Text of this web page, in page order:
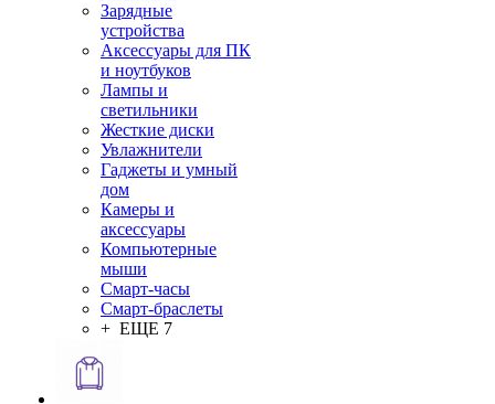
Зарядные
устройства
Аксессуары для ПК
и ноутбуков
Лампы и
светильники
Жесткие диски
Увлажнители
Гаджеты и умный
дом
Камеры и
аксессуары
Компьютерные
мыши
Смарт-часы
Смарт-браслеты
+ ЕЩЕ 7